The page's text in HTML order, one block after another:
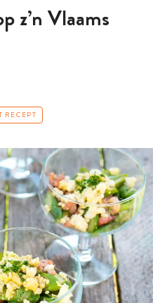
z’n Vlaams
RECEPT